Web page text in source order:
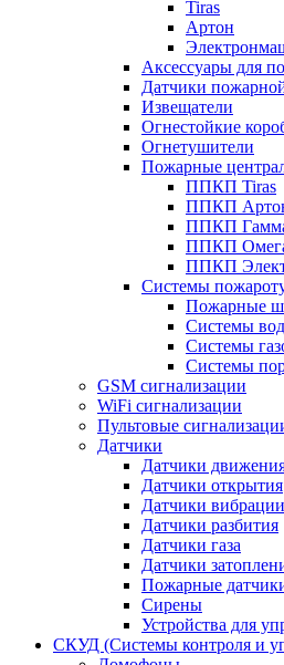
Tiras
Артон
Аксессуары для
Датчики
Извещатели
Огнестойкие
Огнетушители
Пожарные
ППКП Tiras
ППКП
ППКП
ППКП
ППКП
Системы
Пожарные
Системы
Системы
Системы
GSM сигнализации
WiFi сигнализации
Пультовые
Датчики
Датчики
Датчики открытия
Датчики вибрации
Датчики разбития
Датчики газа
Датчики
Пожарные
Сирены
Устройства для
СКУД (Системы контроля и